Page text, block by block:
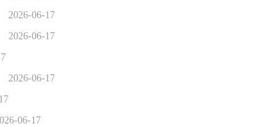
2026-06-17
2026-06-17
2026-06-17
06-17